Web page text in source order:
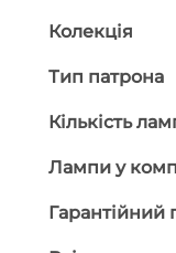
Колекція
Тип патрона
Кількість
Лампи у
Гарантійний